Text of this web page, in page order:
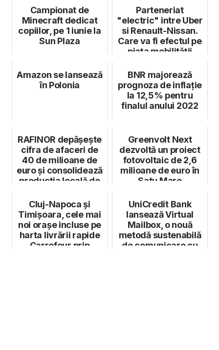
Campionat de
Minecraft dedicat
copiilor, pe 1 iunie la
Sun Plaza
Parteneriat
"electric" intre Uber
si Renault-Nissan.
Care va fi efectul pe
piaţa mobilităţii
Amazon se lansează
în Polonia
BNR majorează
prognoza de inflație
la 12,5% pentru
finalul anului 2022
RAFINOR depășește
cifra de afaceri de
40 de milioane de
euro și consolidează
producția locală de
Greenvolt Next
dezvoltă un proiect
fotovoltaic de 2,6
milioane de euro în
Satu Mare
Cluj-Napoca și
Timișoara, cele mai
noi orașe incluse pe
harta livrării rapide
Carrefour prin
UniCredit Bank
lansează Virtual
Mailbox, o nouă
metodă sustenabilă
de comunicare cu